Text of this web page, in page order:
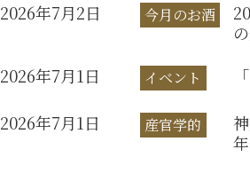
2026年7月2日
今月のお酒
2026年7月1日
イベント
2026年7月1日 産官学的